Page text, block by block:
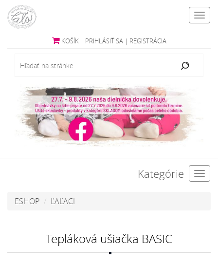
KOŠÍK | PRIHLÁSIŤ SA | REGISTRÁCIA
Kategórie
ESHOP ĽAĽACI
Tepláková ušiačka BASIC